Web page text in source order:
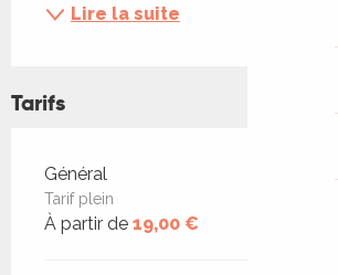
Lire la suite
Tarifs
Tarifs 2026
Général
Tarif plein
À partir de 19,00 €